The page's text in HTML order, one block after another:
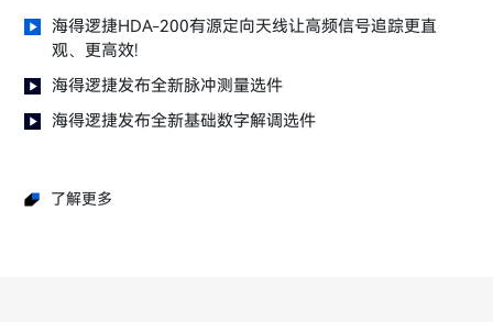
海得逻捷HDA-200有源定向天线让高频信号追踪更直
观、更高效!
海得逻捷发布全新脉冲测量选件
海得逻捷发布全新基础数字解调选件
了解更多